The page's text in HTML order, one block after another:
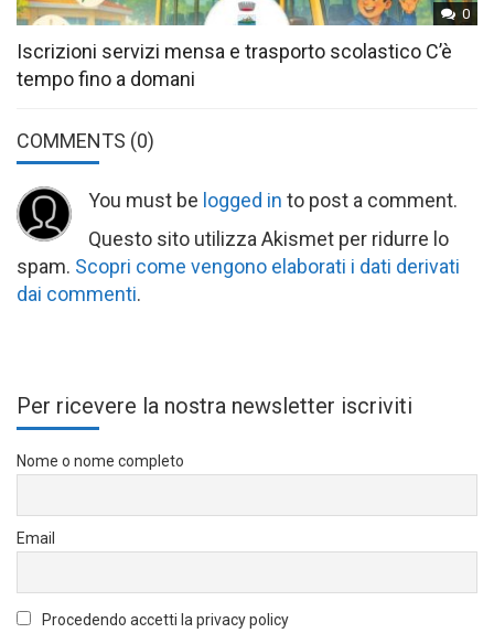
0
Iscrizioni servizi mensa e trasporto scolastico C’è
tempo fino a domani
COMMENTS (0)
You must be logged in to post a comment.
Questo sito utilizza Akismet per ridurre lo
spam. Scopri come vengono elaborati i dati derivati
dai commenti.
Per ricevere la nostra newsletter iscriviti
Nome o nome completo
Email
Procedendo accetti la privacy policy